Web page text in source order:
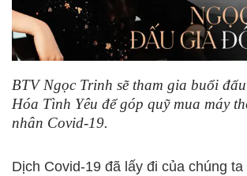
BTV Ngọc Trinh sẽ tham gia buổi
Hóa Tình Yêu để góp quỹ mua máy
nhân Covid-19.
Dịch Covid-19 đã lấy đi của chúng